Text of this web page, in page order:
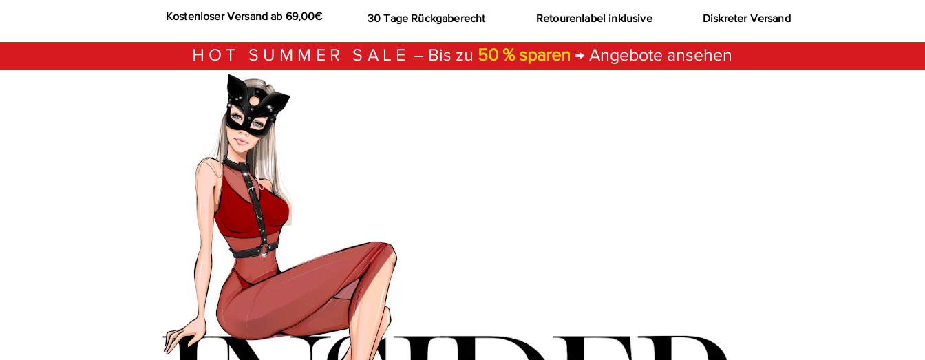
Kostenloser Versand ab 69,00€ 30 Tage Rückgaberecht Retourenlabel inklusive Diskreter Versand
HOT SUMMER SALE – Bis zu 50 % sparen → Angebote ansehen